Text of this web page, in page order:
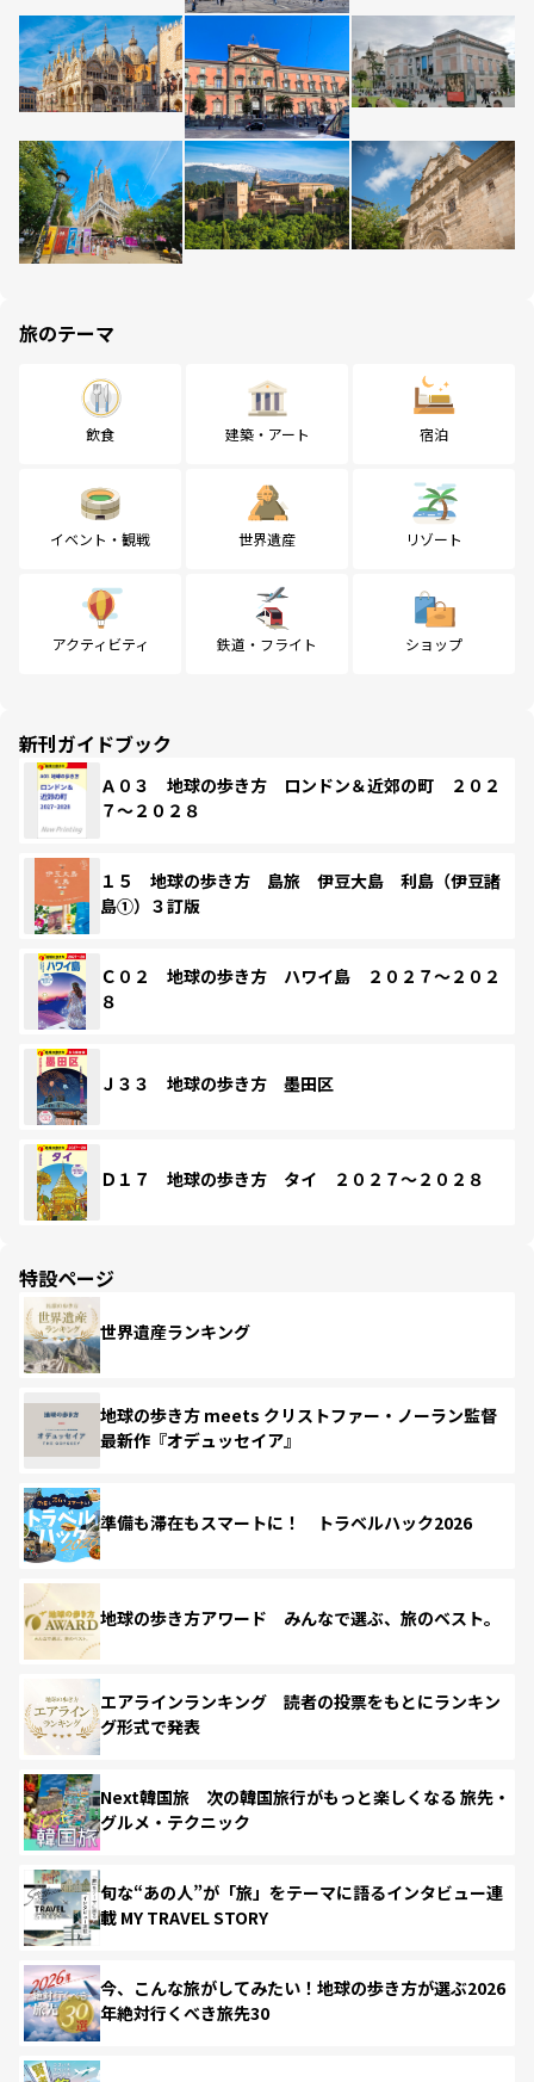
旅のテーマ
飲食 建築・アート 宿泊
イベント・観戦 世界遺産 リゾート
アクティビティ 鉄道・フライト ショップ
新刊ガイドブック
Ａ０３ 地球の歩き方 ロンドン＆近郊の町 ２０２
７～２０２８
１５ 地球の歩き方 島旅 伊豆大島 利島（伊豆諸
島①）３訂版
Ｃ０２ 地球の歩き方 ハワイ島 ２０２７～２０２
８
Ｊ３３ 地球の歩き方 墨田区
Ｄ１７ 地球の歩き方 タイ ２０２７～２０２８
特設ページ
世界遺産ランキング
地球の歩き方 meets クリストファー・ノーラン監督
最新作『オデュッセイア』
準備も滞在もスマートに！ トラベルハック2026
地球の歩き方アワード みんなで選ぶ、旅のベスト。
エアラインランキング 読者の投票をもとにランキン
グ形式で発表
Next韓国旅 次の韓国旅行がもっと楽しくなる 旅先・
グルメ・テクニック
旬な“あの人”が「旅」をテーマに語るインタビュー連
載 MY TRAVEL STORY
今、こんな旅がしてみたい！地球の歩き方が選ぶ2026
年絶対行くべき旅先30